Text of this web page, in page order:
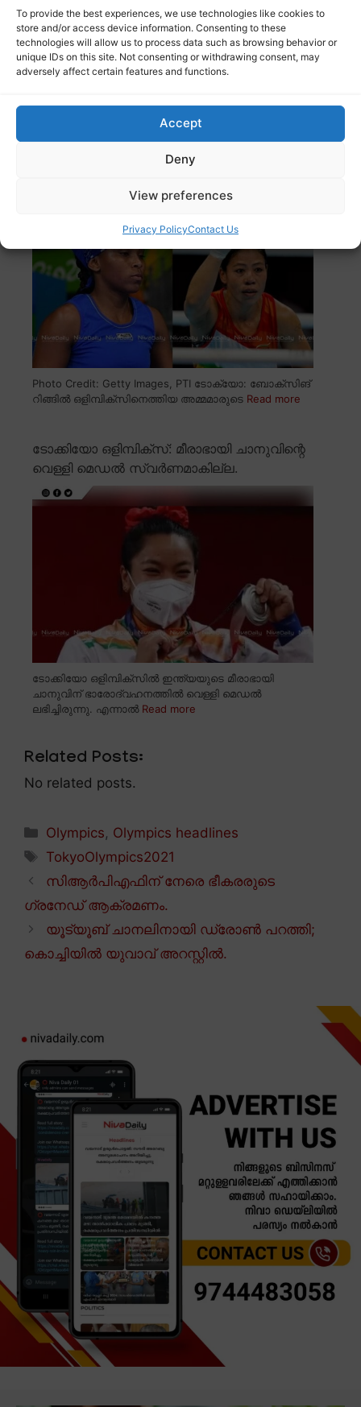
To provide the best experiences, we use technologies like cookies to
store and/or access device information. Consenting to these
technologies will allow us to process data such as browsing behavior or
unique IDs on this site. Not consenting or withdrawing consent, may
adversely affect certain features and functions.
Accept
Deny
View preferences
Privacy PolicyContact Us
photo Credit: Getty imgaes റഷ്യയുടെ സീനിയ
more
ബോക്സിങ് റിങ്ങിൽ അമ്മമാർ
Photo Credit: Getty Images, PTI ടോക്യോ: ബോക്സിങ്
റിങ്ങിൽ ഒളിമ്പിക്സിനെത്തിയ അമ്മമാരുടെ Read more
ടോക്കിയോ ഒളിമ്പിക്സ്: മീരാഭായി ചാനുവിന്റെ
വെള്ളി മെഡൽ സ്വർണമാകില്ല.
ടോക്കിയോ ഒളിമ്പിക്സിൽ ഇന്ത്യയുടെ മീരാഭായി
ചാനുവിന് ഭാരോദ്വഹനത്തിൽ വെള്ളി മെഡൽ
ലഭിച്ചിരുന്നു. എന്നാൽ Read more
Related Posts:
No related posts.
Categories
Olympics, Olympics headlines
Tags
TokyoOlympics2021
സിആർപിഎഫിന് നേരെ ഭീകരരുടെ
ഗ്രനേഡ് ആക്രമണം.
യൂട്യൂബ് ചാനലിനായി ഡ്രോൺ പറത്തി;
കൊച്ചിയിൽ യുവാവ് അറസ്റ്റിൽ.